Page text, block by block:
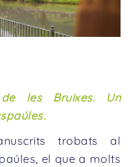
les Bruixes. Un
trobats al
el que a molts